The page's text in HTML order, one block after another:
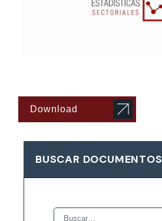
Download
BUSCAR DOCUMENTOS